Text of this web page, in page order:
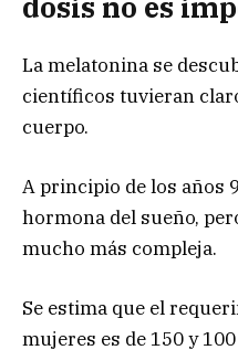
La melatonina se
científicos tuvieran
cuerpo.
A principio de los años
hormona del sueño,
mucho más compleja.
Se estima que el
mujeres es de 150 y